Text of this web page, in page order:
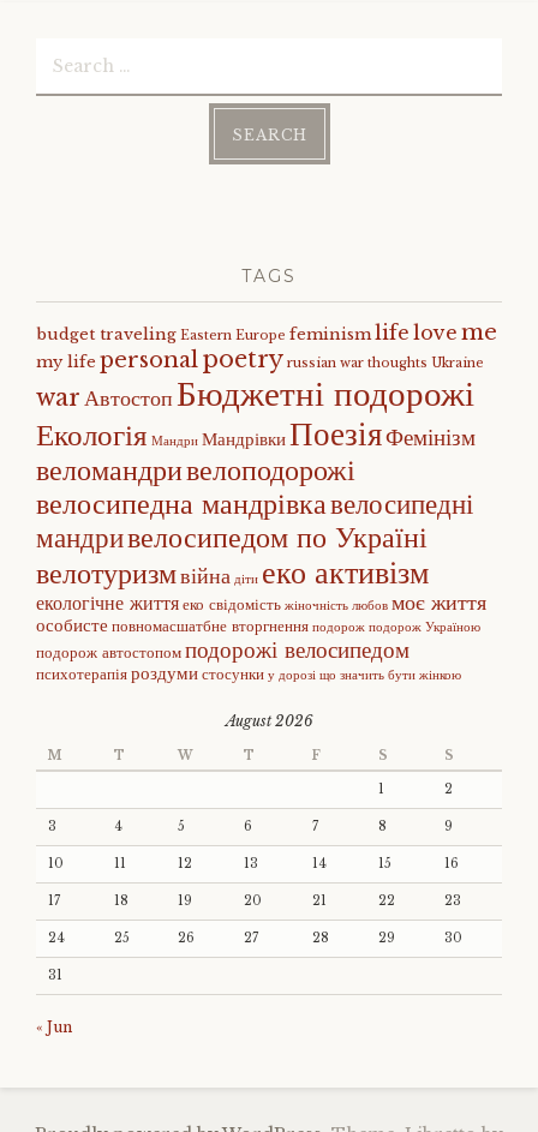
TAGS
budget traveling Eastern Europe feminismlife love me
my life personalpoetry russian war thoughts Ukraine
warАвтостопБюджетні подорожі
Екологія Мандри МандрівкиПоезіяФемінізм
веломандривелоподорожі
велосипедна мандрівкавелосипедні
мандривелосипедом по Україні
велотуризмвійна діти еко активізм
екологічне життяеко свідомість жіночність любов моє життя
особисте повномасшатбне вторгнення подорож подорож Україною
подорож автостопомподорожі велосипедом
психотерапіяроздумистосунки у дорозі що значить бути жінкою
August 2026
M T W T F S S
1 2
3 4 5 6 7 8 9
10 11 12 13 14 15 16
17 18 19 20 21 22 23
24 25 26 27 28 29 30
31
« Jun